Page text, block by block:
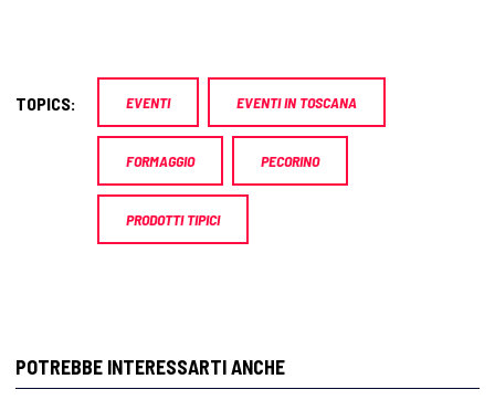
TOPICS: EVENTI EVENTI IN TOSCANA
FORMAGGIO PECORINO
PRODOTTI TIPICI
POTREBBE INTERESSARTI ANCHE